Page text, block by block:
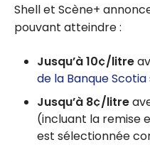
Shell et Scène+
pouvant atteindre :
Jusqu’à 10¢/litre
de la Banque Scotia
Jusqu’à 8¢/litre
(incluant la remise
est sélectionnée